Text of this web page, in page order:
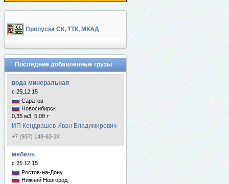
Пропуска СК, ТТК, МКАД
Последние добавленные грузы
вода минеральная
с 25.12.15
Саратов
Новосибирск
0,35 м3, 5,08 т
ИП Кондрашов Иван Владимирович
+7 (937) 148-63-24
мебель
с 25.12.15
Ростов-на-Дону
Нижний Новгород